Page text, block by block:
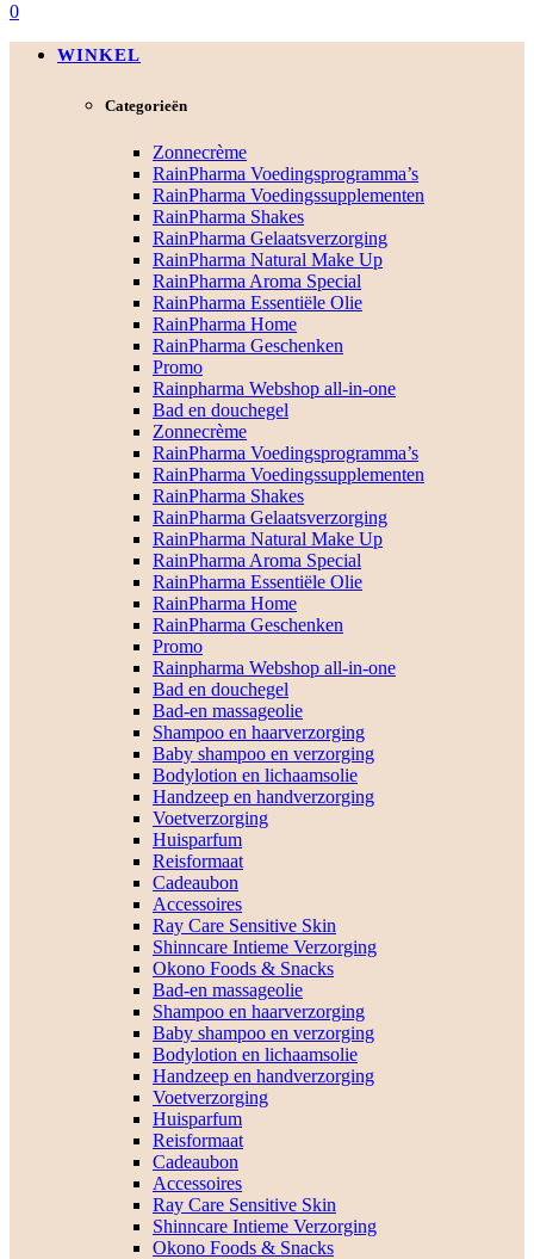
0
WINKEL
Categorieën
Zonnecrème
RainPharma Voedingsprogramma’s
RainPharma Voedingssupplementen
RainPharma Shakes
RainPharma Gelaatsverzorging
RainPharma Natural Make Up
RainPharma Aroma Special
RainPharma Essentiële Olie
RainPharma Home
RainPharma Geschenken
Promo
Rainpharma Webshop all-in-one
Bad en douchegel
Zonnecrème
RainPharma Voedingsprogramma’s
RainPharma Voedingssupplementen
RainPharma Shakes
RainPharma Gelaatsverzorging
RainPharma Natural Make Up
RainPharma Aroma Special
RainPharma Essentiële Olie
RainPharma Home
RainPharma Geschenken
Promo
Rainpharma Webshop all-in-one
Bad en douchegel
Bad-en massageolie
Shampoo en haarverzorging
Baby shampoo en verzorging
Bodylotion en lichaamsolie
Handzeep en handverzorging
Voetverzorging
Huisparfum
Reisformaat
Cadeaubon
Accessoires
Ray Care Sensitive Skin
Shinncare Intieme Verzorging
Okono Foods & Snacks
Bad-en massageolie
Shampoo en haarverzorging
Baby shampoo en verzorging
Bodylotion en lichaamsolie
Handzeep en handverzorging
Voetverzorging
Huisparfum
Reisformaat
Cadeaubon
Accessoires
Ray Care Sensitive Skin
Shinncare Intieme Verzorging
Okono Foods & Snacks